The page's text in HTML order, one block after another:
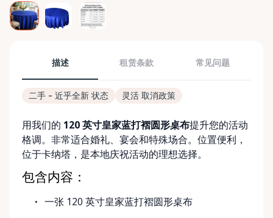
描述 租赁条款 常见问题
二手 - 近乎全新 状态 灵活 取消政策
用我们的 120 英寸皇家蓝打褶圆形桌布提升您的活动
格调。非常适合婚礼、宴会和特殊场合。位置便利，
位于卡纳塔，是本地庆祝活动的理想选择。
包含内容：
一张 120 英寸皇家蓝打褶圆形桌布